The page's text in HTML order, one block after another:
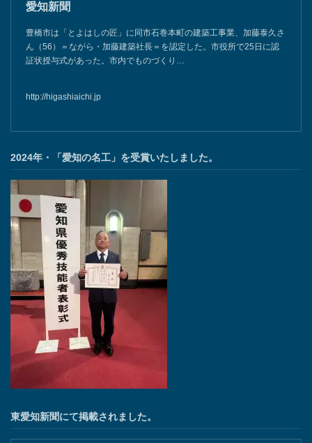
愛知新聞
豊橋市は「とよはしの匠」に同市石巻本町の建築工事業、加藤泰久さ
ん（56）＝ながら・加藤建築社長＝を認定した。市役所で25日に認
証状授与式があった。市内でものづくり…
http://higashiaichi.jp
2024年・「愛知の名工」を受賞いたしました。
東愛知新聞にて掲載されました。